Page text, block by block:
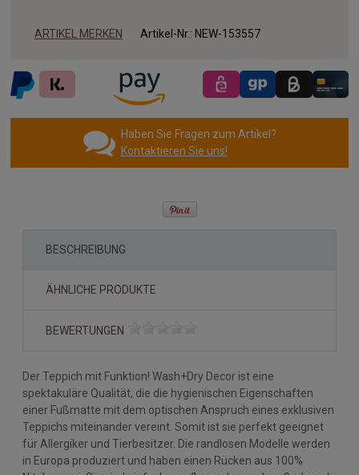
ARTIKEL MERKEN Artikel-Nr.: NEW-153557
Haben Sie Fragen zum Artikel?
Kontaktieren Sie uns!
BESCHREIBUNG
ÄHNLICHE PRODUKTE
BEWERTUNGEN
Der Teppich mit Funktion! Wash+Dry Decor ist eine
spektakuläre Qualität, die die hygienischen Eigenschaften
einer Fußmatte mit dem optischen Anspruch eines exklusiven
Teppichs miteinander vereint. Somit ist sie perfekt geeignet
für Allergiker und Tierbesitzer. Die randlosen Modelle werden
in Europa produziert und haben einen Rücken aus 100%